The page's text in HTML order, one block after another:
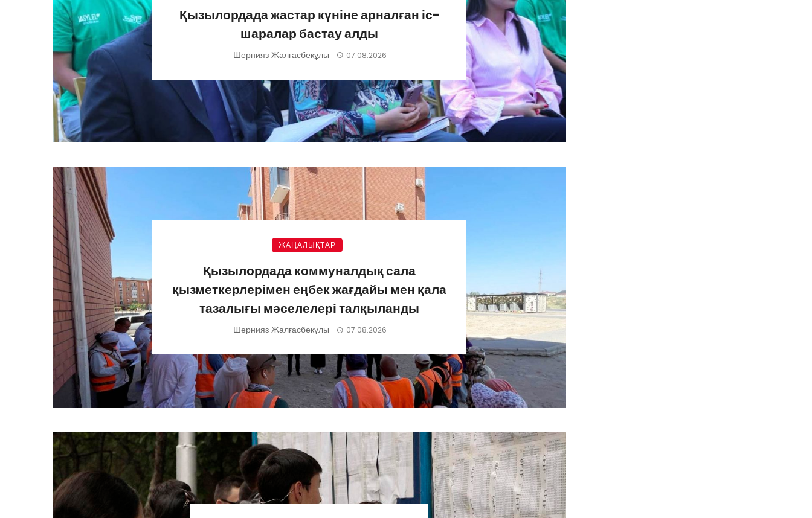
Қызылордада жастар күніне арналған іс-
шаралар бастау алды
Шернияз Жалғасбекұлы 07.08.2026
ЖАҢАЛЫҚТАР
Қызылордада коммуналдық сала
қызметкерлерімен еңбек жағдайы мен қала
тазалығы мәселелері талқыланды
Шернияз Жалғасбекұлы 07.08.2026